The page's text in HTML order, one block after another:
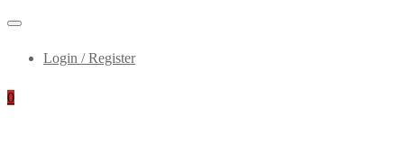
Login / Register
0